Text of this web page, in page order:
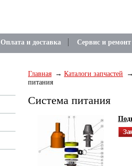
Оплата и доставка
Сервис и ремонт
Главная
Каталоги запчастей
питания
Система питания